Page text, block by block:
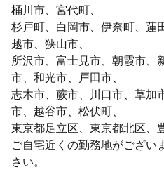
桶川市、宮代町、
杉戸町、白岡市、伊奈町、蓮
越市、狭山市、
所沢市、富士見市、朝霞市、
市、和光市、戸田市、
志木市、蕨市、川口市、草加
市、越谷市、松伏町、
東京都足立区、東京都北区、
ご自宅近くの勤務地がござい
さい。